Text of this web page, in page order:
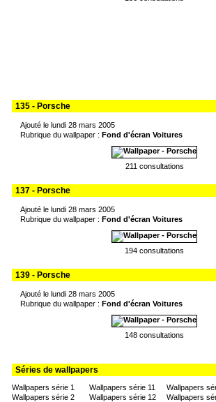
135 - Porsche
Ajouté le lundi 28 mars 2005
Rubrique du wallpaper : Fond d'écran Voitures
211 consultations
137 - Porsche
Ajouté le lundi 28 mars 2005
Rubrique du wallpaper : Fond d'écran Voitures
194 consultations
139 - Porsche
Ajouté le lundi 28 mars 2005
Rubrique du wallpaper : Fond d'écran Voitures
148 consultations
Séries de wallpapers
Wallpapers série 1
Wallpapers série 2
Wallpapers série 11
Wallpapers série 12
Wallpapers
Wallpapers